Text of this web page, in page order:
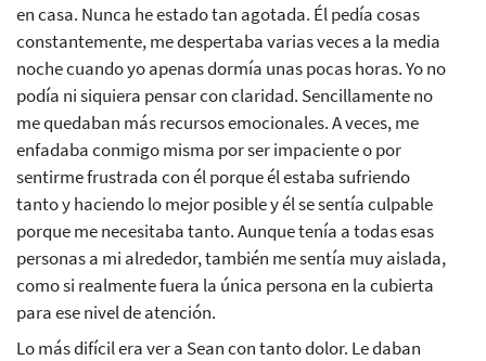
en casa. Nunca he estado tan agotada. Él pedía cosas
constantemente, me despertaba varias veces a la media
noche cuando yo apenas dormía unas pocas horas. Yo no
podía ni siquiera pensar con claridad. Sencillamente no
me quedaban más recursos emocionales. A veces, me
enfadaba conmigo misma por ser impaciente o por
sentirme frustrada con él porque él estaba sufriendo
tanto y haciendo lo mejor posible y él se sentía culpable
porque me necesitaba tanto. Aunque tenía a todas esas
personas a mi alrededor, también me sentía muy aislada,
como si realmente fuera la única persona en la cubierta
para ese nivel de atención.
Lo más difícil era ver a Sean con tanto dolor. Le daban